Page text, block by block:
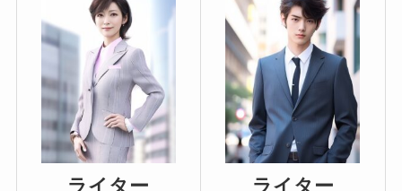
ライター ライター